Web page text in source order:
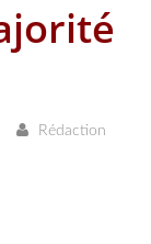
Rédaction